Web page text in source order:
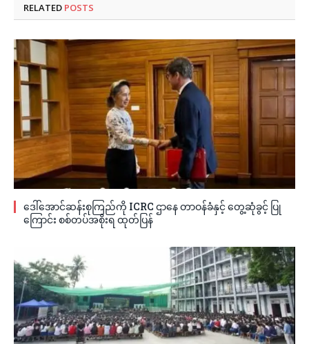
RELATED POSTS
ဒေါ်အောင်ဆန်းစုကြည်ကို ICRC ဌာနေ တာဝန်ခံနှင့် တွေ့ဆုံခွင့် ပြု
ကြောင်း စစ်တပ်အစိုးရ ထုတ်ပြန်